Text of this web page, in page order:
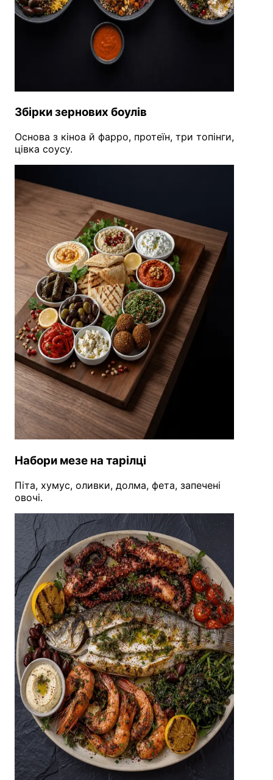
Збірки зернових боулів
Основа з кіноа й фарро, протеїн, три топінги,
цівка соусу.
Набори мезе на тарілці
Піта, хумус, оливки, долма, фета, запечені
овочі.